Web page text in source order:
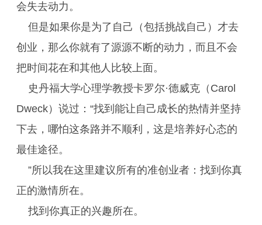
会失去动力。
但是如果你是为了自己（包括挑战自己）才去
创业，那么你就有了源源不断的动力，而且不会
把时间花在和其他人比较上面。
史丹福大学心理学教授卡罗尔·德威克（Carol
Dweck）说过：“找到能让自己成长的热情并坚持
下去，哪怕这条路并不顺利，这是培养好心态的
最佳途径。
”所以我在这里建议所有的准创业者：找到你真
正的激情所在。
找到你真正的兴趣所在。